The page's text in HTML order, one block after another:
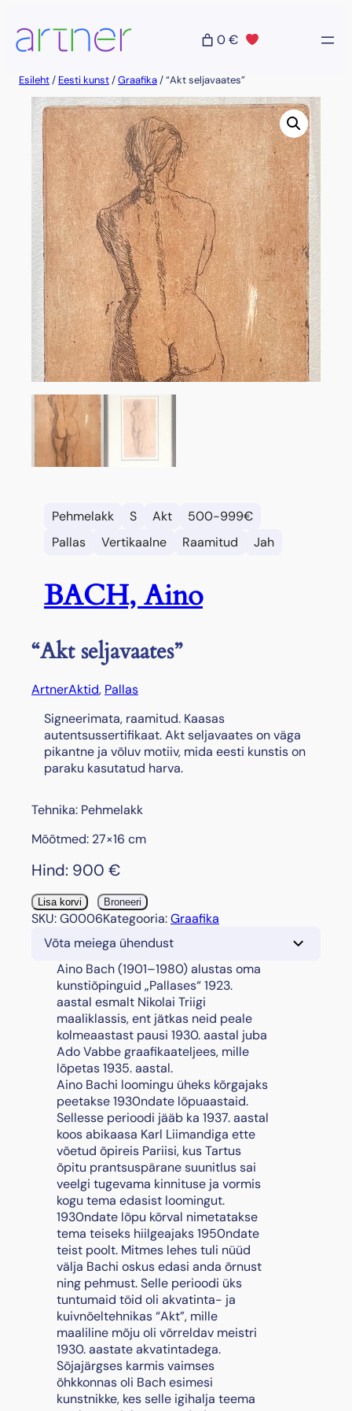
sisu
juurde
0 €
Esileht/ Eesti kunst/Graafika/ “Akt seljavaates”
Pehmelakk S Akt
500-999€
Pallas
Vertikaalne Raamitud Jah
BACH, Aino
“Akt seljavaates”
ArtnerAktid, Pallas
Signeerimata, raamitud. Kaasas
autentsussertifikaat. Akt seljavaates on väga
pikantne ja võluv motiiv, mida eesti kunstis on
paraku kasutatud harva.
Tehnika: Pehmelakk
Mõõtmed: 27×16 cm
Hind: 900 €
"
A
Lisa korvi Broneeri
SKU:G0006Kategooria:Graafika
Võta meiega ühendust
​Aino Bach (1901–1980) alustas oma
kunstiõpinguid „Pallases“ 1923.
aastal esmalt Nikolai Triigi
maaliklassis, ent jätkas neid peale
kolmeaastast pausi 1930. aastal juba
Ado Vabbe graafikaateljees, mille
lõpetas 1935. aastal.
​Aino Bachi loomingu üheks kõrgajaks
peetakse 1930ndate lõpuaastaid.
Sellesse perioodi jääb ka 1937. aastal
koos abikaasa Karl Liimandiga ette
võetud õpireis Pariisi, kus Tartus
õpitu prantsuspärane suunitlus sai
veelgi tugevama kinnituse ja vormis
kogu tema edasist loomingut. ​
1930ndate lõpu kõrval nimetatakse
tema teiseks hiilgeajaks 1950ndate
teist poolt. Mitmes lehes tuli nüüd
välja Bachi oskus edasi anda õrnust
ning pehmust. Selle perioodi üks
tuntumaid töid oli akvatinta- ja
kuivnõeltehnikas “Akt”, mille
maaliline mõju oli võrreldav meistri
1930. aastate akvatintadega.
Sõjajärgses karmis vaimses
õhkkonnas oli Bach esimesi
kunstnikke, kes selle igihalja teema